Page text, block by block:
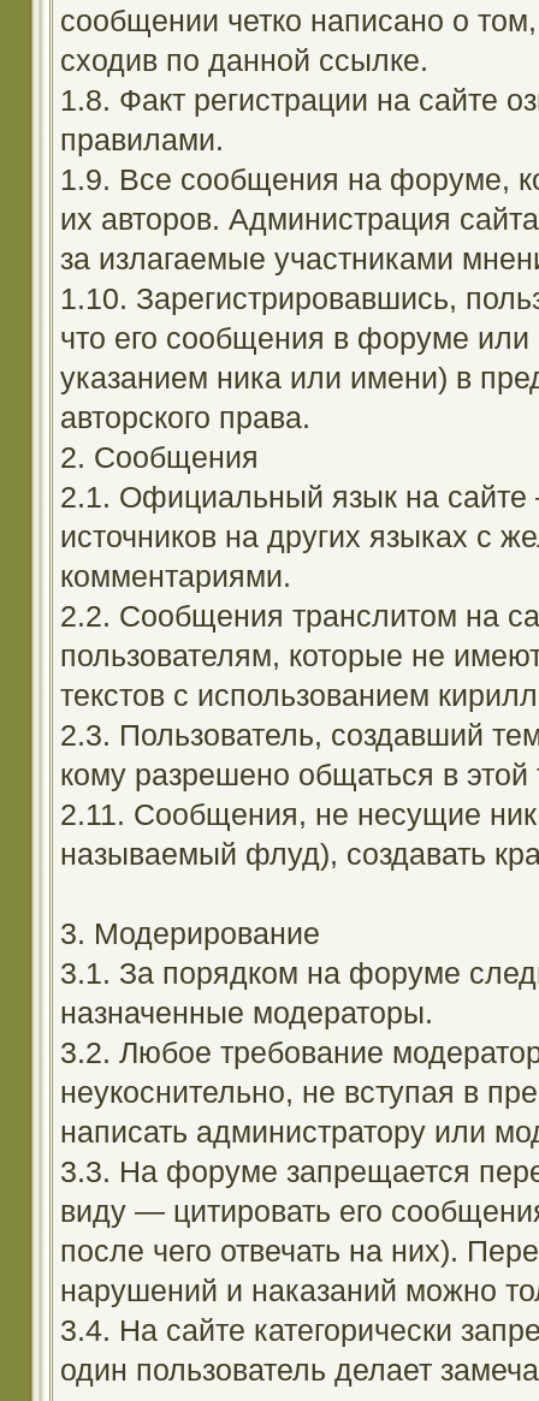
сообщении четко написано о
сходив по данной ссылке.
1.8. Факт регистрации на сайте
правилами.
1.9. Все сообщения на форуме,
их авторов. Администрация
за излагаемые участниками
1.10. Зарегистрировавшись,
что его сообщения в форуме или
указанием ника или имени) в
авторского права.
2. Сообщения
2.1. Официальный язык на сайте
источников на других языках с
комментариями.
2.2. Сообщения транслитом на
пользователям, которые не
текстов с использованием
2.3. Пользователь, создавший
кому разрешено общаться в
2.11. Сообщения, не несущие
называемый флуд), создавать
3. Модерирование
3.1. За порядком на форуме
назначенные модераторы.
3.2. Любое требование
неукоснительно, не вступая в
написать администратору или
3.3. На форуме запрещается
виду — цитировать его
после чего отвечать на них).
нарушений и наказаний можно
3.4. На сайте категорически
один пользователь делает